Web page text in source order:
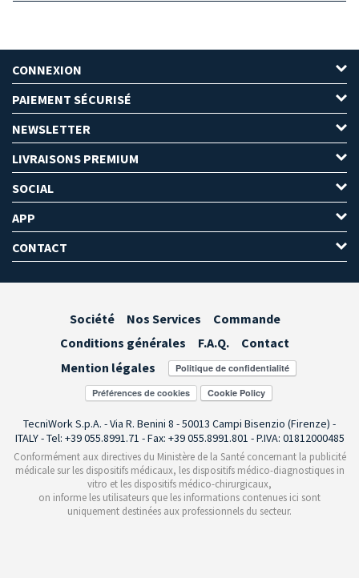
CONNEXION
PAIEMENT SÉCURISÉ
NEWSLETTER
LIVRAISONS PREMIUM
SOCIAL
APP
CONTACT
Société Nos Services
Commande
Conditions générales
F.A.Q.
Contact
Mention légales
Préférences de cookies
TecniWork S.p.A. - Via R. Benini 8 - 50013 Campi Bisenzio (Firenze) -
ITALY - Tel: +39 055.8991.71 - Fax: +39 055.8991.801 - P.IVA: 01812000485
Conformément aux directives du Ministère de la Santé concernant la publicité
médicale sur les dispositifs médicaux, les dispositifs médico-diagnostiques in
vitro et les dispositifs médico-chirurgicaux,
on informe les utilisateurs que les informations contenues ici sont
uniquement destinées aux professionnels du secteur.